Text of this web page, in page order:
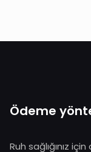
Ödeme
Ruh sağlığınız